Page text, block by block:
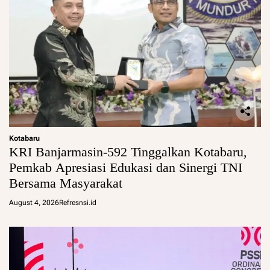
Kotabaru
KRI Banjarmasin-592 Tinggalkan Kotabaru,
Pemkab Apresiasi Edukasi dan Sinergi TNI
Bersama Masyarakat
August 4, 2026Refresnsi.id